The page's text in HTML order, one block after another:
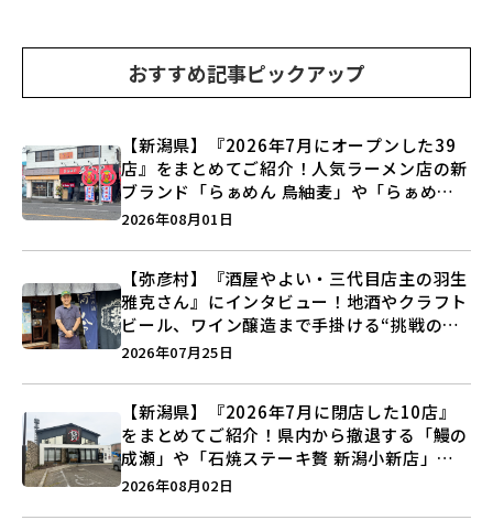
おすすめ記事ピックアップ
【新潟県】『2026年7月にオープンした39
店』をまとめてご紹介！人気ラーメン店の新
ブランド「らぁめん 鳥紬麦」や「らぁめん
しょうがの空」など盛りだくさん♪
2026年08月01日
【弥彦村】『酒屋やよい・三代目店主の羽生
雅克さん』にインタビュー！地酒やクラフト
ビール、ワイン醸造まで手掛ける“挑戦の歴
史”に迫る♪
2026年07月25日
【新潟県】『2026年7月に閉店した10店』
をまとめてご紹介！県内から撤退する「鰻の
成瀬」や「石焼ステーキ贅 新潟小新店」が
営業に幕…。
2026年08月02日